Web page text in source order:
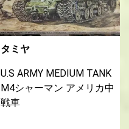
タミヤ
U.S ARMY MEDIUM TANK
M4シャーマン アメリカ中
戦車